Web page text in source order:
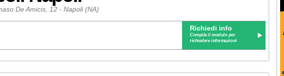
De Amicis, 12 - Napoli (NA)
Richiedi info
Compila il modulo per
richiedere informazioni